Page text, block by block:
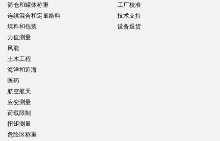
筒仓和罐体称重
连续混合和定量给料
填料和包装
力值测量
风能
土木工程
海洋和近海
医药
航空航天
应变测量
荷载限制
扭矩测量
危险区称重
工厂校准
技术支持
设备退货